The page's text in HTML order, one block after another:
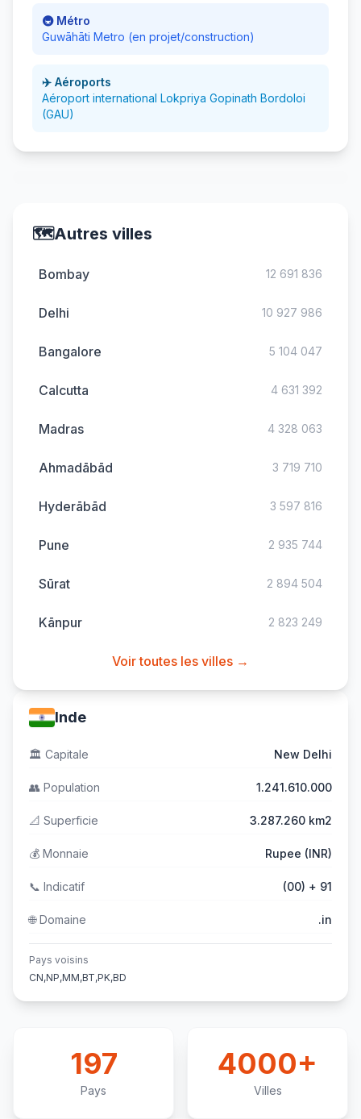
🚇 Métro
Guwāhāti Metro (en projet/construction)
✈️ Aéroports
Aéroport international Lokpriya Gopinath Bordoloi
(GAU)
🗺️Autres villes
Bombay 12 691 836
Delhi 10 927 986
Bangalore 5 104 047
Calcutta 4 631 392
Madras 4 328 063
Ahmadābād 3 719 710
Hyderābād 3 597 816
Pune 2 935 744
Sūrat 2 894 504
Kānpur 2 823 249
Voir toutes les villes →
Inde
🏛️ Capitale New Delhi
👥 Population 1.241.610.000
📐 Superficie 3.287.260 km2
💰 Monnaie Rupee (INR)
📞 Indicatif (00) + 91
🌐Domaine .in
Pays voisins
CN,NP,MM,BT,PK,BD
197
Pays
4000+
Villes